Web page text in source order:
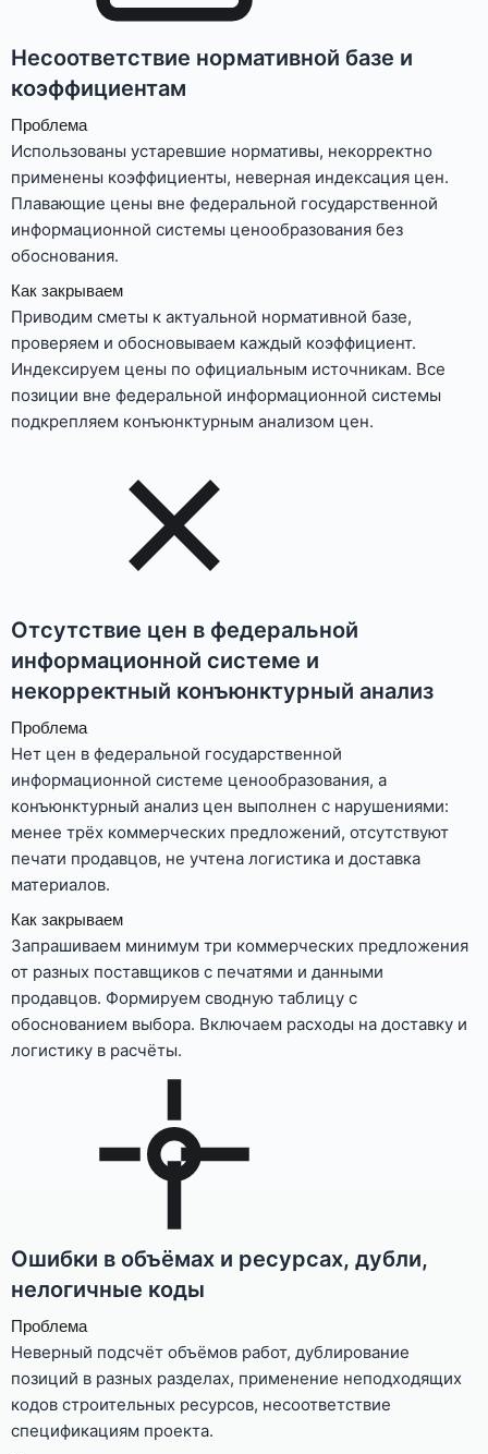
Несоответствие нормативной базе и
коэффициентам
Проблема
Использованы устаревшие нормативы, некорректно
применены коэффициенты, неверная индексация цен.
Плавающие цены вне федеральной государственной
информационной системы ценообразования без
обоснования.
Как закрываем
Приводим сметы к актуальной нормативной базе,
проверяем и обосновываем каждый коэффициент.
Индексируем цены по официальным источникам. Все
позиции вне федеральной информационной системы
подкрепляем конъюнктурным анализом цен.
Отсутствие цен в федеральной
информационной системе и
некорректный конъюнктурный анализ
Проблема
Нет цен в федеральной государственной
информационной системе ценообразования, а
конъюнктурный анализ цен выполнен с нарушениями:
менее трёх коммерческих предложений, отсутствуют
печати продавцов, не учтена логистика и доставка
материалов.
Как закрываем
Запрашиваем минимум три коммерческих предложения
от разных поставщиков с печатями и данными
продавцов. Формируем сводную таблицу с
обоснованием выбора. Включаем расходы на доставку и
логистику в расчёты.
Ошибки в объёмах и ресурсах, дубли,
нелогичные коды
Проблема
Неверный подсчёт объёмов работ, дублирование
позиций в разных разделах, применение неподходящих
кодов строительных ресурсов, несоответствие
спецификациям проекта.